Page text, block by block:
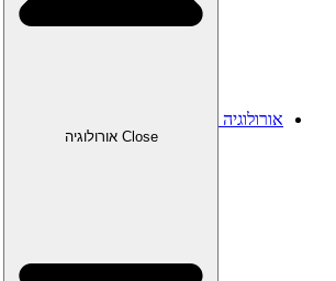
אורולוגיה
Close אורולוגיה